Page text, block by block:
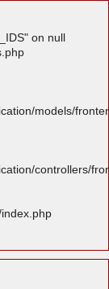
on null
models/
controllers/